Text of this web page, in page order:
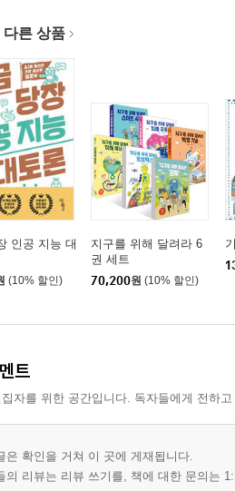
다른 상품
인공 지능 대
(10% 할인)
지구를 위해 달려라 6
권 세트
70,200원 (10% 할인)
트
자를 위한 공간입니다. 독자들에게 전하
은 확인을 거쳐 이 곳에 게재됩니다.
의 리뷰는 리뷰 쓰기를, 책에 대한 문의는